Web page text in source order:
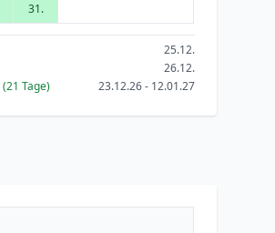
31.
25.12.
26.12.
(21 Tage) 23.12.26 - 12.01.27